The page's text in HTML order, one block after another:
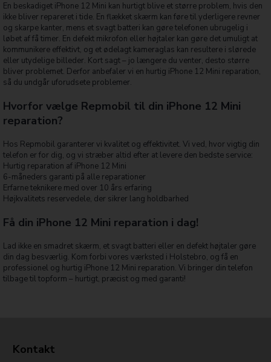
En beskadiget iPhone 12 Mini kan hurtigt blive et større problem, hvis den
ikke bliver repareret i tide. En flækket skærm kan føre til yderligere revner
og skarpe kanter, mens et svagt batteri kan gøre telefonen ubrugelig i
løbet af få timer. En defekt mikrofon eller højtaler kan gøre det umuligt at
kommunikere effektivt, og et ødelagt kameraglas kan resultere i slørede
eller utydelige billeder. Kort sagt – jo længere du venter, desto større
bliver problemet. Derfor anbefaler vi en hurtig iPhone 12 Mini reparation,
så du undgår uforudsete problemer.
Hvorfor vælge Repmobil til din iPhone 12 Mini
reparation?
Hos Repmobil garanterer vi kvalitet og effektivitet. Vi ved, hvor vigtig din
telefon er for dig, og vi stræber altid efter at levere den bedste service:
Hurtig reparation af iPhone 12 Mini
6-måneders garanti på alle reparationer
Erfarne teknikere med over 10 års erfaring
Højkvalitets reservedele, der sikrer lang holdbarhed
Få din iPhone 12 Mini reparation i dag!
Lad ikke en smadret skærm, et svagt batteri eller en defekt højtaler gøre
din dag besværlig. Kom forbi vores værksted i Holstebro, og få en
professionel og hurtig iPhone 12 Mini reparation. Vi bringer din telefon
tilbage til topform – hurtigt, præcist og med garanti!
Kontakt